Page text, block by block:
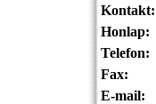
Kontakt:
Honlap:
Telefon:
Fax:
E-mail: